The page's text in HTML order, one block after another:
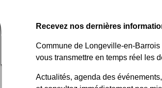
Recevez nos dernières
Commune de Longeville-en-
vous transmettre en temps réel les
Actualités, agenda des